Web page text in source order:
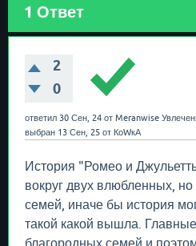
1 Ответ
2
0
ответил 30 Сен, 24 от Meranwise
выбран 13 Сен, 25 от КоWкА
История "Ромео и
вокруг двух влюбленных,
семей, иначе бы история
такой какой вышла.
благородных семей и